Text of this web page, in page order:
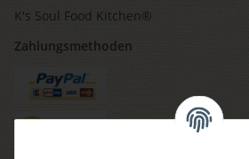
K's Soul Food Kitchen®
Zahlungsmethoden